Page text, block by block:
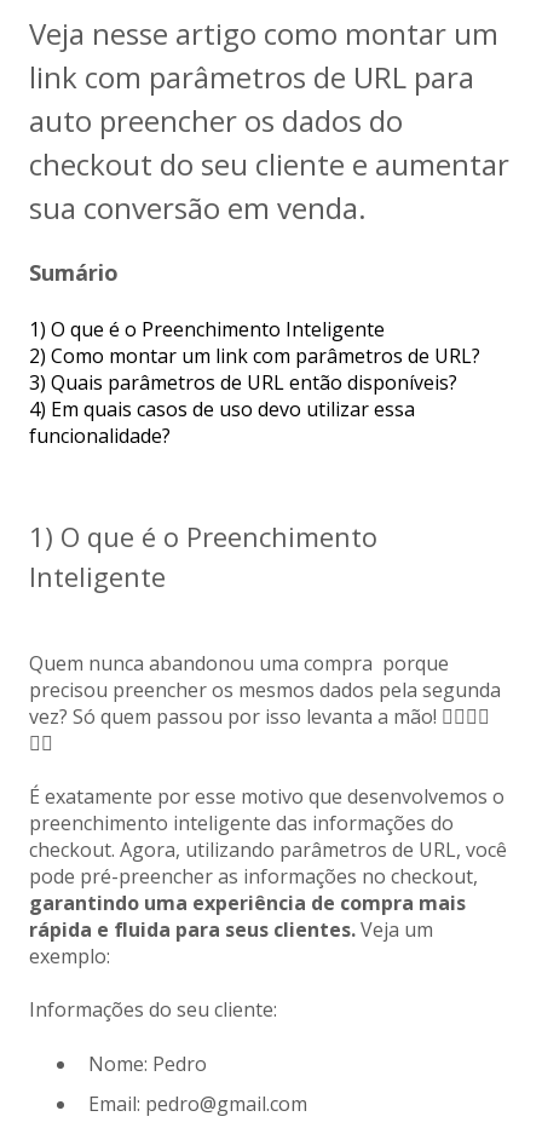
Veja nesse artigo como montar um
link com parâmetros de URL para
auto preencher os dados do
checkout do seu cliente e aumentar
sua conversão em venda.
Sumário
1) O que é o Preenchimento Inteligente
2) Como montar um link com parâmetros de URL?
3) Quais parâmetros de URL então disponíveis?
4) Em quais casos de uso devo utilizar essa
funcionalidade?
1) O que é o Preenchimento
Inteligente
Quem nunca abandonou uma compra porque
precisou preencher os mesmos dados pela segunda
vez? Só quem passou por isso levanta a mão! ✋🏼✋🏼
✋🏼
É exatamente por esse motivo que desenvolvemos o
preenchimento inteligente das informações do
checkout. Agora, utilizando parâmetros de URL, você
pode pré-preencher as informações no checkout,
garantindo uma experiência de compra mais
rápida e fluida para seus clientes.Veja um
exemplo:
Informações do seu cliente:
Nome: Pedro
Email: pedro@gmail.com